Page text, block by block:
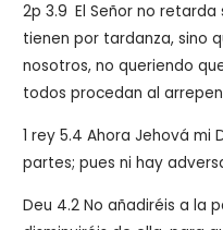
2p 3.9 El Señor no
tienen por tardanza, sino
nosotros, no queriendo
todos procedan al
1 rey 5.4 Ahora Jehová
partes; pues ni hay
Deu 4.2 No añadiréis a la